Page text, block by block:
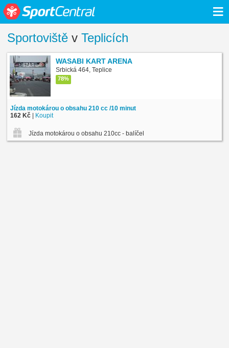
≡
Sportoviště v Teplicích
WASABI KART ARENA
Srbická 464, Teplice
78%
Jízda motokárou o obsahu 210 cc /10 minut
162 Kč | Koupit
Jízda motokárou o obsahu 210cc - balíček 10+2 zdarma